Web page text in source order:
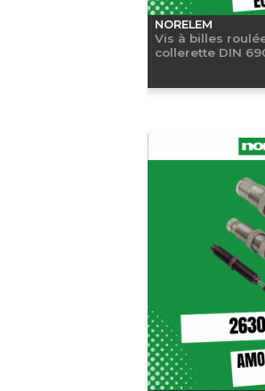
NORELEM
Vis à billes
collerette DIN